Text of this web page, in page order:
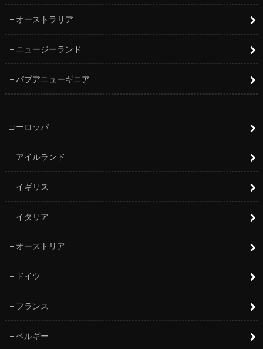
オーストラリア
ニュージーランド
パプアニューギニア
ヨーロッパ
アイルランド
イギリス
イタリア
オーストリア
ドイツ
フランス
ベルギー